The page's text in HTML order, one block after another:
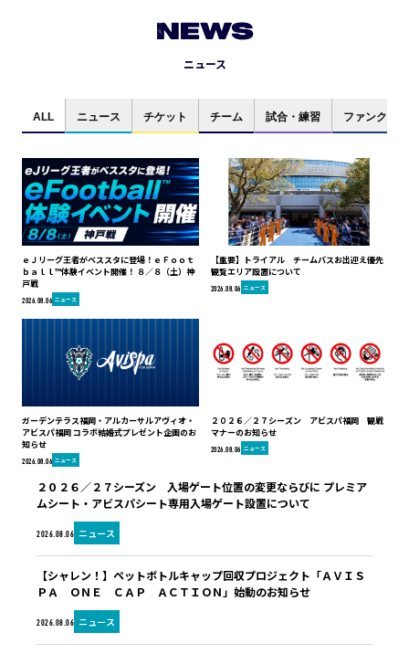
NEWS
ニュース
ALL ニュース チケット チーム 試合・練習 ファンクラブ
ｅＪリーグ王者がベススタに登場！ｅＦｏｏｔ
ｂａｌｌ™体験イベント開催！ ８／８（土）神
戸戦
2026.08.06 ニュース
【重要】トライアル チームバスお出迎え優先
観覧エリア設置について
2026.08.06 ニュース
ガーデンテラス福岡・アルカーサルアヴィオ・
アビスパ福岡 コラボ結婚式プレゼント企画のお
知らせ
2026.08.06 ニュース
２０２６／２７シーズン アビスパ福岡 観戦
マナーのお知らせ
2026.08.06 ニュース
2026.08.06 ニュース
２０２６／２７シーズン 入場ゲート位置の変更ならびに プレミア
ムシート・アビスパシート専用入場ゲート設置について
2026.08.06 ニュース
【シャレン！】ペットボトルキャップ回収プロジェクト「ＡＶＩＳ
ＰＡ ＯＮＥ ＣＡＰ ＡＣＴＩＯＮ」始動のお知らせ